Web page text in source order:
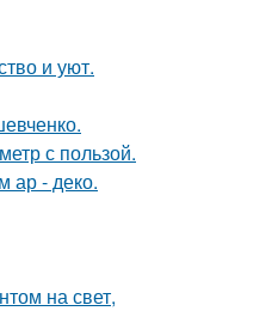
и уют.
с пользой.
ар - деко.
на свет,